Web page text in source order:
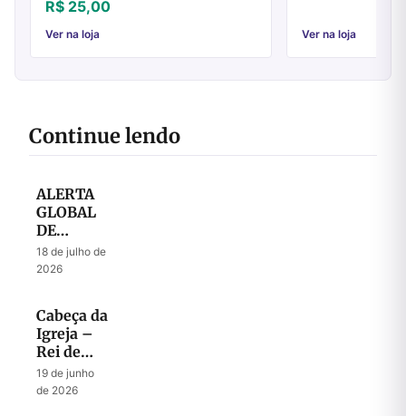
transforme sua fé!
R$ 25,00
Ver na loja Ver na loja
Continue lendo
ALERTA
GLOBAL
DE
ORAÇÃO
– Julho
18 de julho de
2026
Cabeça da
Igreja –
Rei de
Israel
19 de junho
de 2026